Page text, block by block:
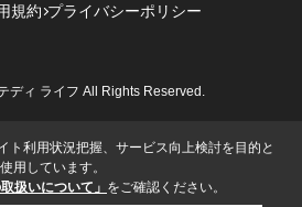
規約 プライバシーポリシー
ディ ライフ All Rights Reserved.
ト利用状況把握、サービス向上検討を目的と
用しています。
扱いについて」 をご確認ください。